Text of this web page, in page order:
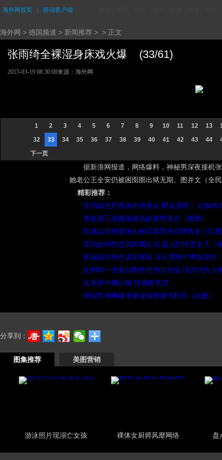
海外网首页 移动客户端
海外网 > 德国频道 > 新闻推荐 > > 正文
张雨绮全裸湿身床戏火爆 (33/61)
2015-03-19 08:30:00来源：海外网
1 2 3 4 5 6 7 8 9 10 11 12 13
32
33 34 35 36 37 38 39 40 41 42 43 44
下一页
据新浪网报道，网络爆料，神秘男深夜接机
她老公王全安仍被困囹圄出狱无期。图并文（全
精彩推荐：
实拍以色列死海岸边美女 网友直呼：太激动
看各国王室颜值最高的俊男美女（组图）
性感女模伦敦街头拍写真宣传品牌内衣（组
实拍女同性恋的同居生活 盘点同性恋名人（
图揭日本特色温泉裸浴 冰天雪地中男女混浴
比利时一夫妻以制作色情片为业 演员均为
女厨师半裸出镜 性感教烹饪
中国乳神再曝海量健身房激情私照（组图）
分享到：
图集推荐 美图营销
游泳照片现溺亡女孩 裸体女厨师风靡网络 盘